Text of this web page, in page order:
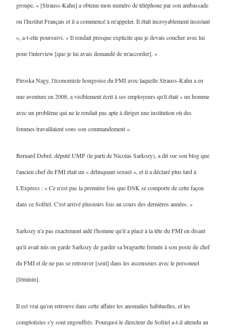
groupe, « [Strauss-Kahn] a obtenu mon numéro de téléphone par son ambassade
ou l'Institut Français et il a commencé à m'appeler. Il était incroyablement insistant
», a-t-elle poursuivi. « Il rendait presque explicite que je devais coucher avec lui
pour l'interview [que je lui avais demandé de m'accorder]. »
Piroska Nagy, l'économiste hongroise du FMI avec laquelle Strauss-Kahn a eu
une aventure en 2008, a visiblement écrit à ses employeurs qu'il était « un homme
avec un problème qui ne le rendait pas apte à diriger une institution où des
femmes travaillaient sous son commandement ».
Bernard Debré, député UMP (le parti de Nicolas Sarkozy), a dit sur son blog que
l'ancien chef du FMI était un « délinquant sexuel », et il a déclaré plus tard à
L'Express : « Ce n'est pas la première fois que DSK se comporte de cette façon
dans ce Sofitel. C'est arrivé plusieurs fois au cours des dernières années. »
Sarkozy n'a pas exactement aidé l'homme qu'il a placé à la tête du FMI en disant
qu'il avait mis en garde Sarkozy de garder sa braguette fermée à son poste de chef
du FMI et de ne pas se retrouver [seul] dans les ascenseurs avec le personnel
[féminin].
Il est vrai qu'on retrouve dans cette affaire les anomalies habituelles, et les
complotistes s'y sont engouffrés. Pourquoi le directeur du Sofitel a-t-il attendu au